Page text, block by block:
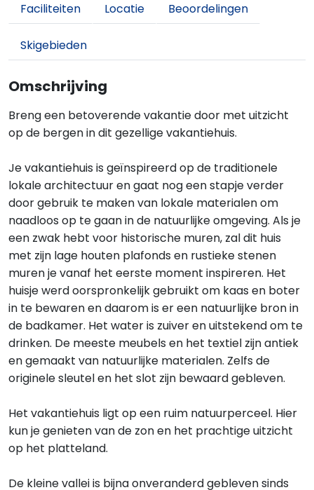
Faciliteiten Locatie Beoordelingen
Skigebieden
Omschrijving
Breng een betoverende vakantie door met uitzicht
op de bergen in dit gezellige vakantiehuis.
Je vakantiehuis is geïnspireerd op de traditionele
lokale architectuur en gaat nog een stapje verder
door gebruik te maken van lokale materialen om
naadloos op te gaan in de natuurlijke omgeving. Als je
een zwak hebt voor historische muren, zal dit huis
met zijn lage houten plafonds en rustieke stenen
muren je vanaf het eerste moment inspireren. Het
huisje werd oorspronkelijk gebruikt om kaas en boter
in te bewaren en daarom is er een natuurlijke bron in
de badkamer. Het water is zuiver en uitstekend om te
drinken. De meeste meubels en het textiel zijn antiek
en gemaakt van natuurlijke materialen. Zelfs de
originele sleutel en het slot zijn bewaard gebleven.
Het vakantiehuis ligt op een ruim natuurperceel. Hier
kun je genieten van de zon en het prachtige uitzicht
op het platteland.
De kleine vallei is bijna onveranderd gebleven sinds